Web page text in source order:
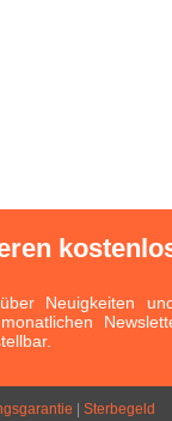
Neuigkeiten
Sterbegeld